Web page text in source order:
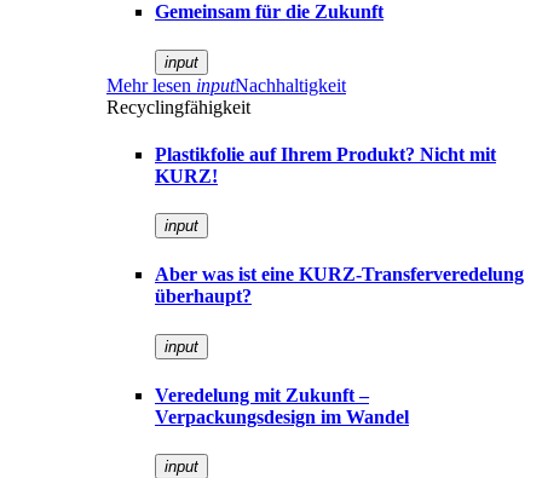
Gemeinsam für die Zukunft
input
Mehr lesen inputNachhaltigkeit
Recyclingfähigkeit
Plastikfolie auf Ihrem Produkt? Nicht mit
KURZ!
input
Aber was ist eine KURZ-Transferveredelung
überhaupt?
input
Veredelung mit Zukunft –
Verpackungsdesign im Wandel
input